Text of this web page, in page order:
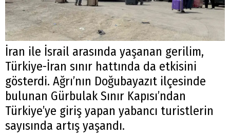
İran ile İsrail arasında yaşanan gerilim,
Türkiye-İran sınır hattında da etkisini
gösterdi. Ağrı’nın Doğubayazıt ilçesinde
bulunan Gürbulak Sınır Kapısı’ndan
Türkiye’ye giriş yapan yabancı turistlerin
sayısında artış yaşandı.